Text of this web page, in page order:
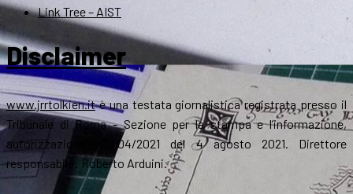
Link Tree – AIST
Disclaimer
www.jrrtolkien.itè una testata giornalistica registrata presso il
Tribunale di Roma - Sezione per la stampa e l’informazione,
autorizzazione n° 04/2021 del 4 agosto 2021. Direttore
responsabile: Roberto Arduini.